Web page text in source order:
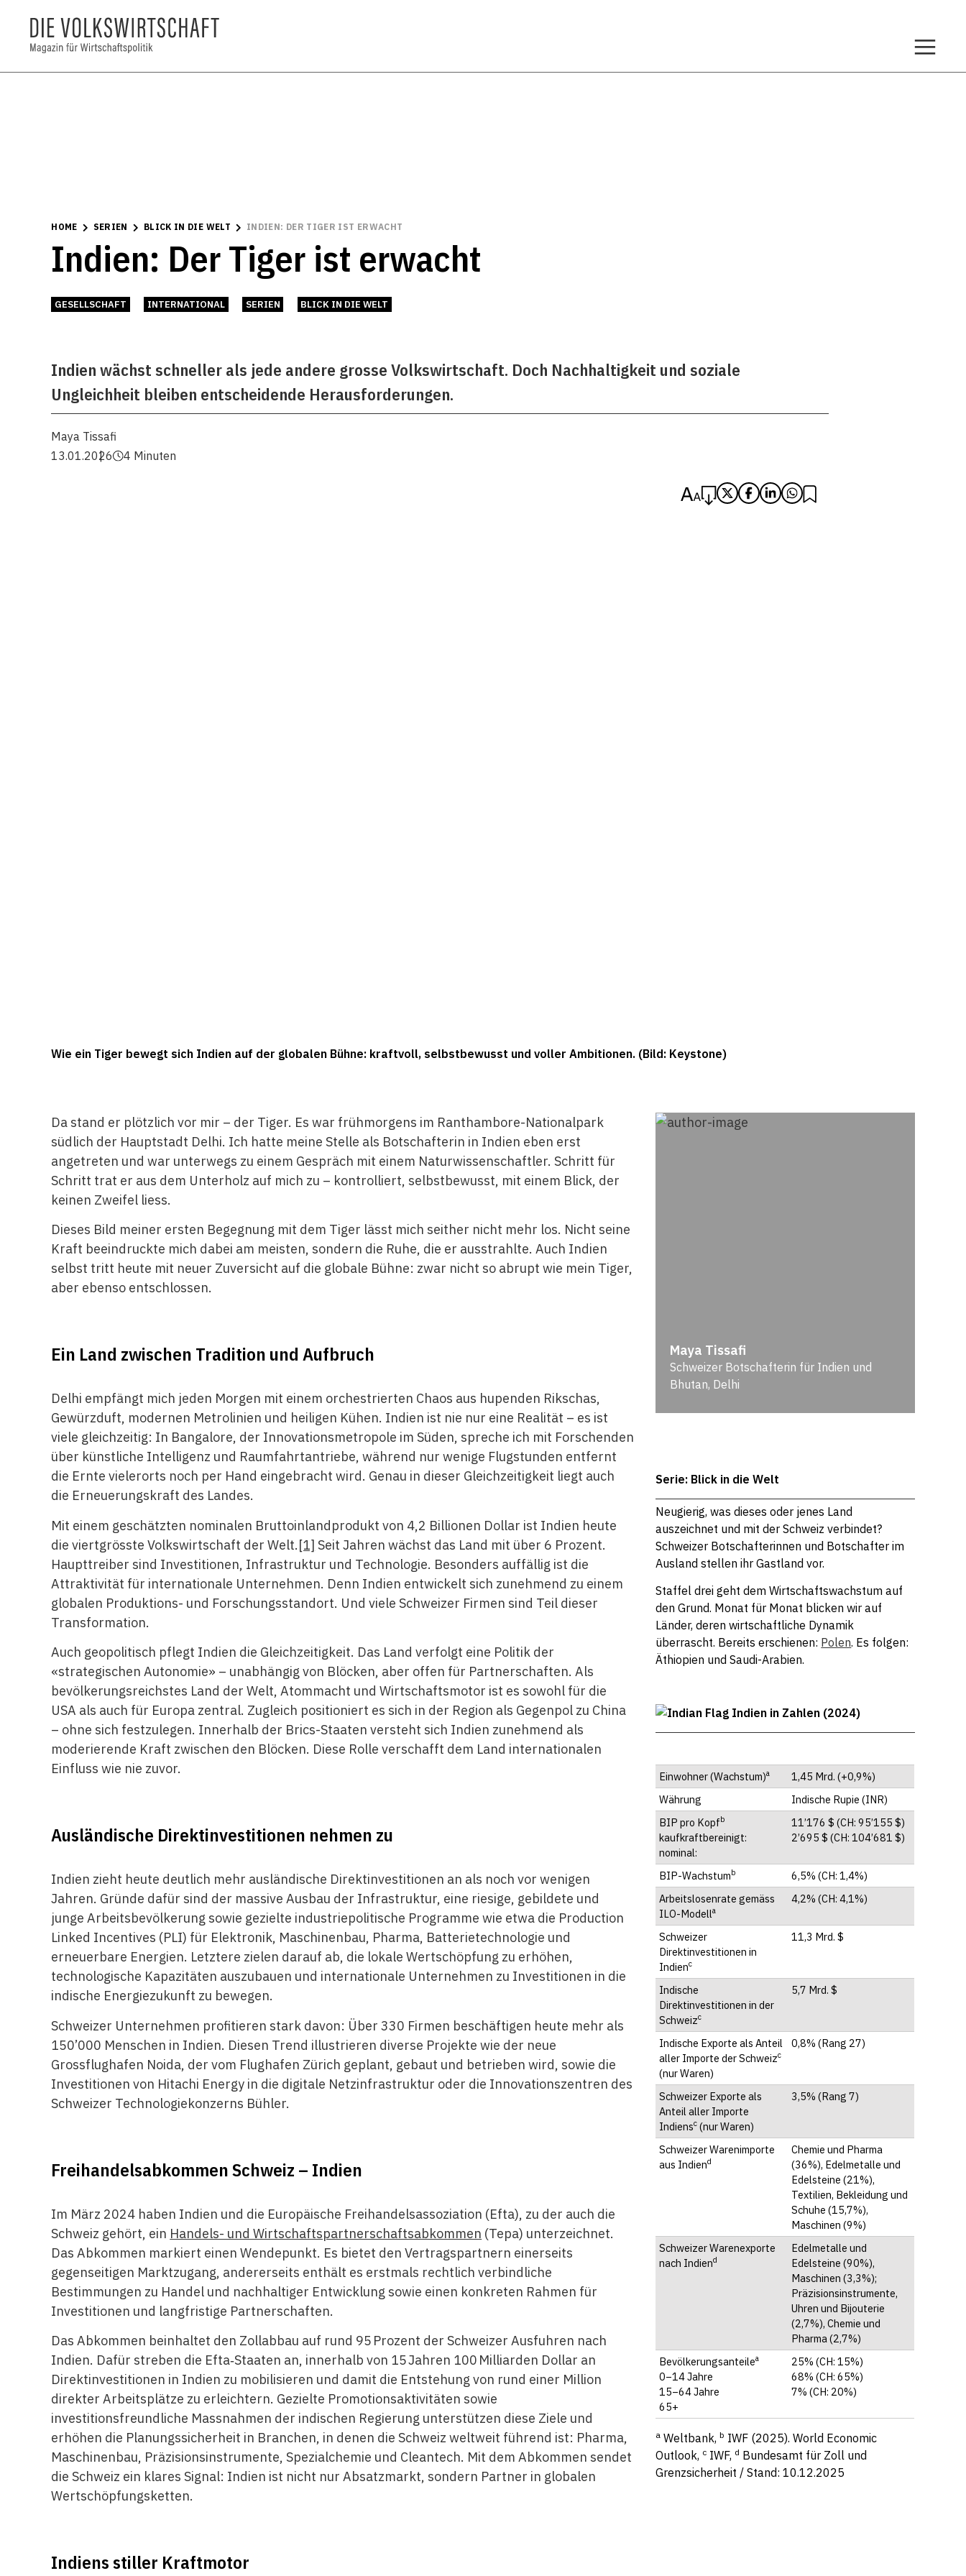
HOME SERIEN BLICK IN DIE WELT INDIEN: DER TIGER IST ERWACHT
Indien: Der Tiger ist erwacht
GESELLSCHAFT INTERNATIONAL SERIEN BLICK IN DIE WELT
Indien wächst schneller als jede andere grosse Volkswirtschaft. Doch Nachhaltigkeit und soziale
Ungleichheit bleiben entscheidende Herausforderungen.
Maya Tissafi
13.01.2026
4 Minuten
Wie ein Tiger bewegt sich Indien auf der globalen Bühne: kraftvoll, selbstbewusst und voller Ambitionen. (Bild: Keystone)
Da stand er plötzlich vor mir – der Tiger. Es war frühmorgens im Ranthambore-Nationalpark
südlich der Hauptstadt Delhi. Ich hatte meine Stelle als Botschafterin in Indien eben erst
angetreten und war unterwegs zu einem Gespräch mit einem Naturwissenschaftler. Schritt für
Schritt trat er aus dem Unterholz auf mich zu – kontrolliert, selbstbewusst, mit einem Blick, der
keinen Zweifel liess.
Dieses Bild meiner ersten Begegnung mit dem Tiger lässt mich seither nicht mehr los. Nicht seine
Kraft beeindruckte mich dabei am meisten, sondern die Ruhe, die er ausstrahlte. Auch Indien
selbst tritt heute mit neuer Zuversicht auf die globale Bühne: zwar nicht so abrupt wie mein Tiger,
aber ebenso entschlossen.
Ein Land zwischen Tradition und Aufbruch
Delhi empfängt mich jeden Morgen mit einem orchestrierten Chaos aus hupenden Rikschas,
Gewürzduft, modernen Metrolinien und heiligen Kühen. Indien ist nie nur eine Realität – es ist
viele gleichzeitig: In Bangalore, der Innovationsmetropole im Süden, spreche ich mit Forschenden
über künstliche Intelligenz und Raumfahrtantriebe, während nur wenige Flugstunden entfernt
die Ernte vielerorts noch per Hand eingebracht wird. Genau in dieser Gleichzeitigkeit liegt auch
die Erneuerungskraft des Landes.
Mit einem geschätzten nominalen Bruttoinlandprodukt von 4,2 Billionen Dollar ist Indien heute
die viertgrösste Volkswirtschaft der Welt.[1] Seit Jahren wächst das Land mit über 6 Prozent.
Haupttreiber sind Investitionen, Infrastruktur und Technologie. Besonders auffällig ist die
Attraktivität für internationale Unternehmen. Denn Indien entwickelt sich zunehmend zu einem
globalen Produktions- und Forschungsstandort. Und viele Schweizer Firmen sind Teil dieser
Transformation.
Auch geopolitisch pflegt Indien die Gleichzeitigkeit. Das Land verfolgt eine Politik der
«strategischen Autonomie» – unabhängig von Blöcken, aber offen für Partnerschaften. Als
bevölkerungsreichstes Land der Welt, Atommacht und Wirtschaftsmotor ist es sowohl für die
USA als auch für Europa zentral. Zugleich positioniert es sich in der Region als Gegenpol zu China
– ohne sich festzulegen. Innerhalb der Brics-Staaten versteht sich Indien zunehmend als
moderierende Kraft zwischen den Blöcken. Diese Rolle verschafft dem Land internationalen
Einfluss wie nie zuvor.
Ausländische Direktinvestitionen nehmen zu
Indien zieht heute deutlich mehr ausländische Direktinvestitionen an als noch vor wenigen
Jahren. Gründe dafür sind der massive Ausbau der Infrastruktur, eine riesige, gebildete und
junge Arbeitsbevölkerung sowie gezielte industriepolitische Programme wie etwa die Production
Linked Incentives (PLI) für Elektronik, Maschinenbau, Pharma, Batterietechnologie und
erneuerbare Energien. Letztere zielen darauf ab, die lokale Wertschöpfung zu erhöhen,
technologische Kapazitäten auszubauen und internationale Unternehmen zu Investitionen in die
indische Energiezukunft zu bewegen.
Schweizer Unternehmen profitieren stark davon: Über 330 Firmen beschäftigen heute mehr als
150’000 Menschen in Indien. Diesen Trend illustrieren diverse Projekte wie der neue
Grossflughafen Noida, der vom Flughafen Zürich geplant, gebaut und betrieben wird, sowie die
Investitionen von Hitachi Energy in die digitale Netzinfrastruktur oder die Innovationszentren des
Schweizer Technologiekonzerns Bühler.
Freihandelsabkommen Schweiz – Indien
Im März 2024 haben Indien und die Europäische Freihandelsassoziation (Efta), zu der auch die
Schweiz gehört, ein Handels- und Wirtschaftspartnerschaftsabkommen (Tepa) unterzeichnet.
Das Abkommen markiert einen Wendepunkt. Es bietet den Vertragspartnern einerseits
gegenseitigen Marktzugang, andererseits enthält es erstmals rechtlich verbindliche
Bestimmungen zu Handel und nachhaltiger Entwicklung sowie einen konkreten Rahmen für
Investitionen und langfristige Partnerschaften.
Das Abkommen beinhaltet den Zollabbau auf rund 95 Prozent der Schweizer Ausfuhren nach
Indien. Dafür streben die Efta‑Staaten an, innerhalb von 15 Jahren 100 Milliarden Dollar an
Direktinvestitionen in Indien zu mobilisieren und damit die Entstehung von rund einer Million
direkter Arbeitsplätze zu erleichtern. Gezielte Promotionsaktivitäten sowie
investitionsfreundliche Massnahmen der indischen Regierung unterstützen diese Ziele und
erhöhen die Planungssicherheit in Branchen, in denen die Schweiz weltweit führend ist: Pharma,
Maschinenbau, Präzisionsinstrumente, Spezialchemie und Cleantech. Mit dem Abkommen sendet
die Schweiz ein klares Signal: Indien ist nicht nur Absatzmarkt, sondern Partner in globalen
Wertschöpfungsketten.
Indiens stiller Kraftmotor
Maya Tissafi
Schweizer Botschafterin für Indien und
Bhutan, Delhi
Serie: Blick in die Welt
Neugierig, was dieses oder jenes Land
auszeichnet und mit der Schweiz verbindet?
Schweizer Botschafterinnen und Botschafter im
Ausland stellen ihr Gastland vor.
Staffel drei geht dem Wirtschaftswachstum auf
den Grund. Monat für Monat blicken wir auf
Länder, deren wirtschaftliche Dynamik
überrascht. Bereits erschienen: Polen. Es folgen:
Äthiopien und Saudi-Arabien.
Indien in Zahlen (2024)
Einwohner (Wachstum)a
1,45 Mrd. (+0,9%)
Währung
Indische Rupie (INR)
BIP pro Kopfb
kaufkraftbereinigt:
nominal:
11’176 $ (CH: 95’155 $)
2’695 $ (CH: 104’681 $)
BIP-Wachstumb
6,5% (CH: 1,4%)
Arbeitslosenrate gemäss
ILO-Modella
4,2% (CH: 4,1%)
Schweizer
Direktinvestitionen in
Indienc
11,3 Mrd. $
Indische
Direktinvestitionen in der
Schweizc
5,7 Mrd. $
Indische Exporte als Anteil
aller Importe der Schweizc
(nur Waren)
0,8% (Rang 27)
Schweizer Exporte als
Anteil aller Importe
Indiensc (nur Waren)
3,5% (Rang 7)
Schweizer Warenimporte
aus Indiend
Chemie und Pharma
(36%), Edelmetalle und
Edelsteine (21%),
Textilien, Bekleidung und
Schuhe (15,7%),
Maschinen (9%)
Schweizer Warenexporte
nach Indiend
Edelmetalle und
Edelsteine (90%),
Maschinen (3,3%);
Präzisionsinstrumente,
Uhren und Bijouterie
(2,7%), Chemie und
Pharma (2,7%)
Bevölkerungsanteilea
0–14 Jahre
15–64 Jahre
65+
25% (CH: 15%)
68% (CH: 65%)
7% (CH: 20%)
a Weltbank,b IWF (2025). World Economic
Outlook, c IWF, d Bundesamt für Zoll und
Grenzsicherheit / Stand: 10.12.2025